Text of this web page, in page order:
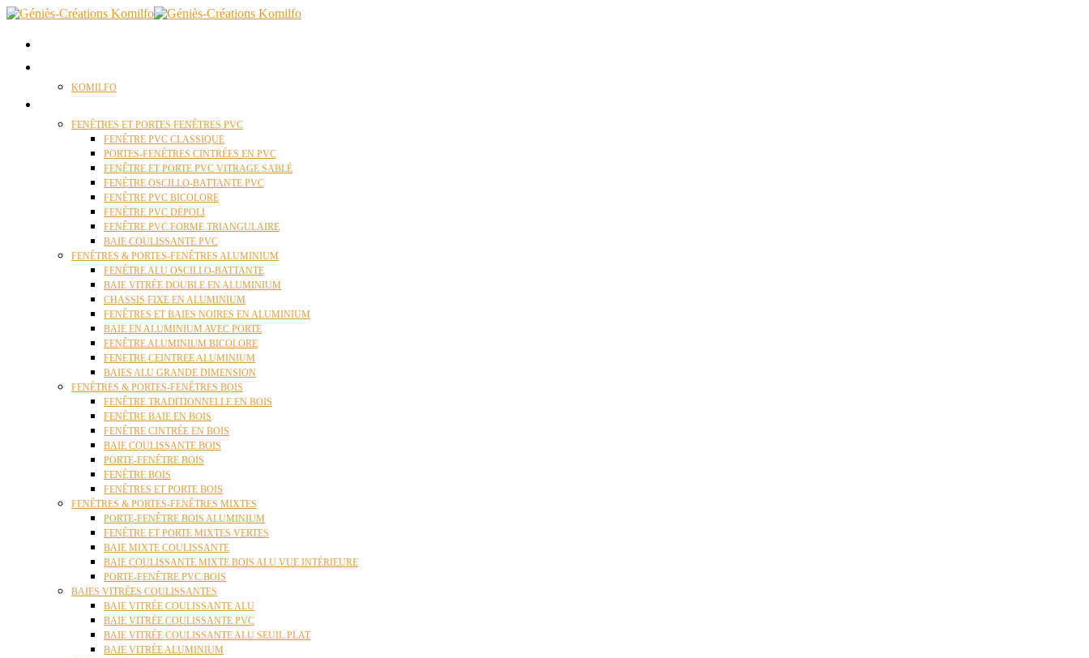
KOMILFO
FENÊTRES ET PORTES FENÊTRES PVC
FENÊTRE PVC CLASSIQUE
PORTES-FENÊTRES CINTRÉES EN PVC
FENÊTRE ET PORTE PVC VITRAGE SABLÉ
FENÊTRE OSCILLO-BATTANTE PVC
FENÊTRE PVC BICOLORE
FENÊTRE PVC DÉPOLI
FENÊTRE PVC FORME TRIANGULAIRE
BAIE COULISSANTE PVC
FENÊTRES & PORTES-FENÊTRES ALUMINIUM
FENÊTRE ALU OSCILLO-BATTANTE
BAIE VITRÉE DOUBLE EN ALUMINIUM
CHASSIS FIXE EN ALUMINIUM
FENÊTRES ET BAIES NOIRES EN ALUMINIUM
BAIE EN ALUMINIUM AVEC PORTE
FENÊTRE ALUMINIUM BICOLORE
FENETRE CEINTREE ALUMINIUM
BAIES ALU GRANDE DIMENSION
FENÊTRES & PORTES-FENÊTRES BOIS
FENÊTRE TRADITIONNELLE EN BOIS
FENÊTRE BAIE EN BOIS
FENÊTRE CINTRÉE EN BOIS
BAIE COULISSANTE BOIS
PORTE-FENÊTRE BOIS
FENÊTRE BOIS
FENÊTRES ET PORTE BOIS
FENÊTRES & PORTES-FENÊTRES MIXTES
PORTE-FENÊTRE BOIS ALUMINIUM
FENÊTRE ET PORTE MIXTES VERTES
BAIE MIXTE COULISSANTE
BAIE COULISSANTE MIXTE BOIS ALU VUE INTÉRIEURE
PORTE-FENÊTRE PVC BOIS
BAIES VITRÉES COULISSANTES
BAIE VITRÉE COULISSANTE ALU
BAIE VITRÉE COULISSANTE PVC
BAIE VITRÉE COULISSANTE ALU SEUIL PLAT
BAIE VITRÉE ALUMINIUM